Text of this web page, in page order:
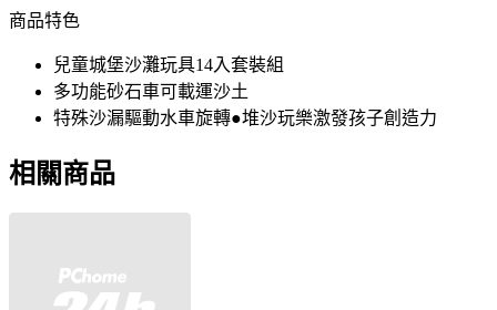
商品特色
兒童城堡沙灘玩具14入套裝組
多功能砂石車可載運沙土
特殊沙漏驅動水車旋轉●堆沙玩樂激發孩子創造力
相關商品